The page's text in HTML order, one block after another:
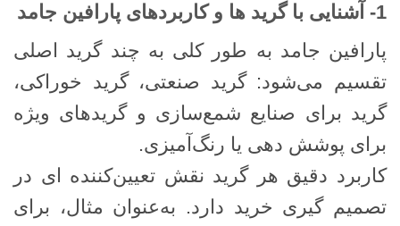
1- آشنایی با گرید ها و کاربردهای پارافین جامد
پارافین جامد به طور کلی به چند گرید اصلی
تقسیم می‌شود: گرید صنعتی، گرید خوراکی،
گرید برای صنایع شمع‌سازی و گریدهای ویژه
برای پوشش ‌دهی یا رنگ‌آمیزی.
کاربرد دقیق هر گرید نقش تعیین‌کننده ‌ای در
تصمیم ‌گیری خرید دارد. به‌عنوان مثال، برای